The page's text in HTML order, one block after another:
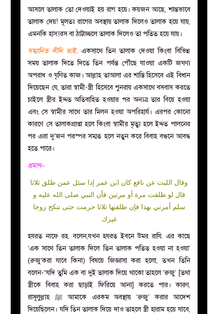
আসলে তালাক তো দেওয়াই হয় রাগ হয়ে। কয়জন আছে, শান্তভাবে
তালাক দেয়! মূলতঃ রাগের অবস্থায় তালাক দিলেও তালাক হয়ে যায়,
এমনকি হাস্যরস বা ঠাট্টাচ্ছলে তালাক দিলেও তা পতিত হয়ে যায়।
সম্মানিত দীনি ভাই, একসাথে তিন তালাক দেওয়া কিংবা বিভিন্ন
সময় তালাক দিতে দিতে তিন পর্যন্ত পৌঁছে যাওয়া একটি জঘণ্য
অপরাধ ও ঘৃণিত কাজ। আল্লাহ তাআলা এর শাস্তি হিসেবে এই বিধান
দিয়েছেন যে, তারা স্বামী-স্ত্রী হিসেবে পুনরায় একসাথে বসবাস করতে
চাইলে স্ত্রীর ইদ্দত অতিবাহিত হওয়ার পর অন্যত্র তার বিয়ে হওয়া
এবং সে স্বামীর সাথে তার মিলন হওয়া অপরিহার্য। এরপর কোনো
কারণে সে তালাকপ্রাপ্তা হলে কিংবা স্বামীর মৃত্যু হলে ইদ্দত পালনের
পর এরা দু’জন পরস্পর সম্মত হলে নতুন করে বিবাহ বন্ধনে আবদ্ধ
হতে পারে।
প্রমাণ–
وقال الليث عن نافع كان ابن عمر إذا سئل عمن طلق ثلاثا
قال لو طلقت مرة أو مرتين فأن النبي صلى الله عليه و
سلم أمرني بهذا فإن طلقتها ثلاثا حرمت حتى تنكح زوجا
غيرك
হযরত নাফে রহ. বলেন,যখন হযরত ইবনে উমর রাযি. এর কাছে
‘এক সাথে তিন তালাক দিলে ‎তিন তালাক পতিত হওয়া না হওয়া’
(রুজু‘করা যাবে কিনা) বিষয়ে জিজ্ঞাসা করা হলো,‎ তখন তিনি
বলেন-“যদি তুমি এক বা দুই তালাক দিয়ে থাকো তাহলে ‘রুজু’ [তথা
স্ত্রীকে বিবাহ করা ছাড়াই ফিরিয়ে আনা] করতে পার। ‎কারণ,
রাসূলুল্লাহ ﷺ আমাকে এরকম অবস্থায় ‘রুজু’ করার আদেশ
দিয়েছিলেন। ‎যদি তিন তালাক দিয়ে দাও তাহলে স্ত্রী হারাম হয়ে যাবে,